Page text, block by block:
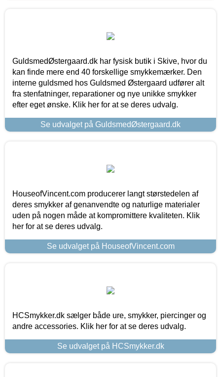
GuldsmedØstergaard.dk har fysisk butik i Skive, hvor du
kan finde mere end 40 forskellige smykkemærker. Den
interne guldsmed hos Guldsmed Østergaard udfører alt
fra stenfatninger, reparationer og nye unikke smykker
efter eget ønske. Klik her for at se deres udvalg.
Se udvalget på GuldsmedØstergaard.dk
HouseofVincent.com producerer langt størstedelen af
deres smykker af genanvendte og naturlige materialer
uden på nogen måde at kompromittere kvaliteten. Klik
her for at se deres udvalg.
Se udvalget på HouseofVincent.com
HCSmykker.dk sælger både ure, smykker, piercinger og
andre accessories. Klik her for at se deres udvalg.
Se udvalget på HCSmykker.dk